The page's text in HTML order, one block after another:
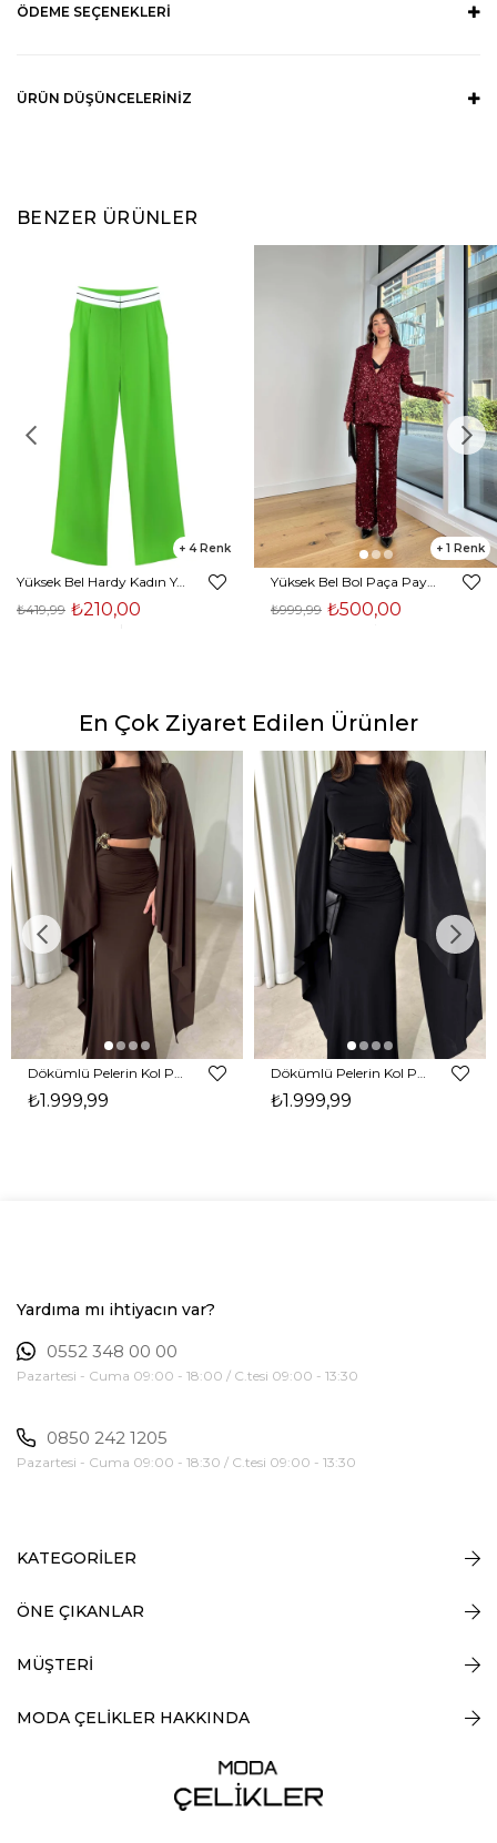
ÖDEME SEÇENEKLERI
ÜRÜN DÜŞÜNCELERINIZ
BENZER ÜRÜNLER
4
Yüksek Bel Hardy Kadın Yeşil Palazzo Pantolon 23K000407
₺210,00
₺419,99
1
₺500,00
₺999,99
En Çok Ziyaret Edilen Ürünler
₺1.999,99 ₺1.999,99
Yardıma mı ihtiyacın var?
0552 348 00 00
Pazartesi - Cuma 09:00 - 18:00 / C.tesi 09:00 - 13:30
0850 242 1205
Pazartesi - Cuma 09:00 - 18:30 / C.tesi 09:00 - 13:30
KATEGORİLER
ÖNE ÇIKANLAR
MÜŞTERİ
MODA ÇELİKLER HAKKINDA